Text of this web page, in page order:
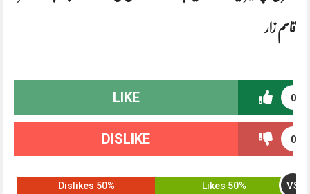
قاسم زار
0
LIKE
0
DISLIKE
50% Likes VS
50% Dislikes